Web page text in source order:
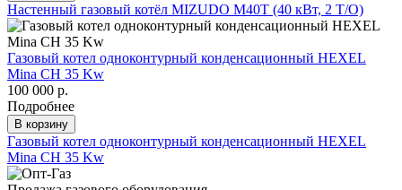
Настенный газовый котёл MIZUDO M40Т (40 кВт, 2 Т/O)
Газовый котел одноконтурный конденсационный HEXEL
Mina CH 35 Kw
100 000 р.
Подробнее
В корзину
Газовый котел одноконтурный конденсационный HEXEL
Mina CH 35 Kw